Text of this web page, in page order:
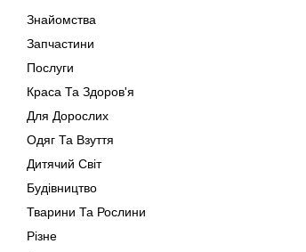
Знайомства
Запчастини
Послуги
Краса Та Здоров'я
Для Дорослих
Одяг Та Взуття
Дитячий Світ
Будівництво
Тварини Та Рослини
Різне